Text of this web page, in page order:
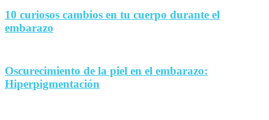
10 curiosos cambios en tu cuerpo durante el
embarazo
Oscurecimiento de la piel en el embarazo:
Hiperpigmentación